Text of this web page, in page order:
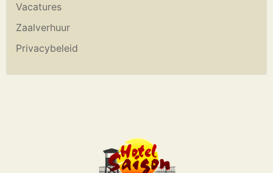
Vacatures
Zaalverhuur
Privacybeleid